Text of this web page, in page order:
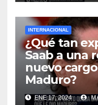
INTERNACIONAL
¿Qué tan
Saab a una
nuevo
Maduro?
ENE 17, 2024